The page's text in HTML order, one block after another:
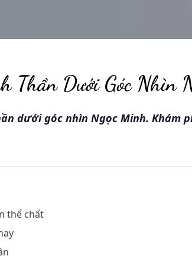
Thần Dưới Góc Nhìn
dưới góc nhìn Ngọc Minh. Khám
thể chất